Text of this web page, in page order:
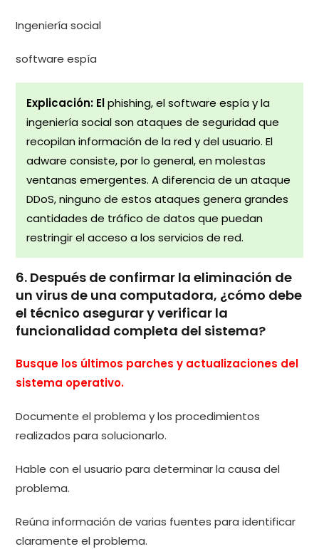
Ingeniería social
software espía
Explicación: Elphishing, el software espía y la
ingeniería social son ataques de seguridad que
recopilan información de la red y del usuario. El
adware consiste, por lo general, en molestas
ventanas emergentes. A diferencia de un ataque
DDoS, ninguno de estos ataques genera grandes
cantidades de tráfico de datos que puedan
restringir el acceso a los servicios de red.
6. Después de confirmar la eliminación de
un virus de una computadora, ¿cómo debe
el técnico asegurar y verificar la
funcionalidad completa del sistema?
Busque los últimos parches y actualizaciones del
sistema operativo.
Documente el problema y los procedimientos
realizados para solucionarlo.
Hable con el usuario para determinar la causa del
problema.
Reúna información de varias fuentes para identificar
claramente el problema.